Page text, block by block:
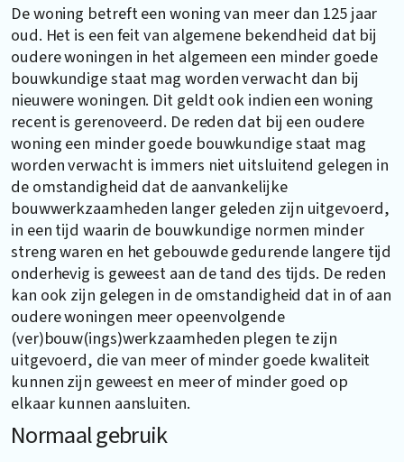
De woning betreft een woning van meer dan 125 jaar
oud. Het is een feit van algemene bekendheid dat bij
oudere woningen in het algemeen een minder goede
bouwkundige staat mag worden verwacht dan bij
nieuwere woningen. Dit geldt ook indien een woning
recent is gerenoveerd. De reden dat bij een oudere
woning een minder goede bouwkundige staat mag
worden verwacht is immers niet uitsluitend gelegen in
de omstandigheid dat de aanvankelijke
bouwwerkzaamheden langer geleden zijn uitgevoerd,
in een tijd waarin de bouwkundige normen minder
streng waren en het gebouwde gedurende langere tijd
onderhevig is geweest aan de tand des tijds. De reden
kan ook zijn gelegen in de omstandigheid dat in of aan
oudere woningen meer opeenvolgende
(ver)bouw(ings)werkzaamheden plegen te zijn
uitgevoerd, die van meer of minder goede kwaliteit
kunnen zijn geweest en meer of minder goed op
elkaar kunnen aansluiten.
Normaal gebruik